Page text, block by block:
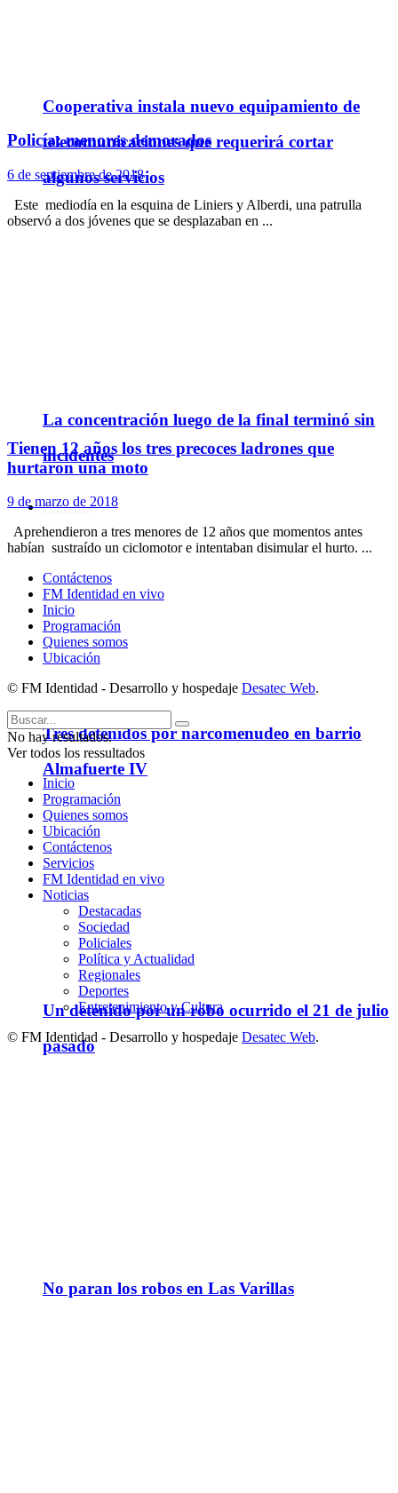
Cooperativa instala nuevo equipamiento de
telecomunicaciones que requerirá cortar
algunos servicios
La concentración luego de la final terminó sin
incidentes
Policiales
Tres detenidos por narcomenudeo en barrio
Almafuerte IV
Un detenido por un robo ocurrido el 21 de julio
pasado
No paran los robos en Las Varillas
Policía: menores demorados
6 de septiembre de 2018
Este mediodía en la esquina de Liniers y Alberdi, una patrulla
observó a dos jóvenes que se desplazaban en ...
Tienen 12 años los tres precoces ladrones que
hurtaron una moto
9 de marzo de 2018
Aprehendieron a tres menores de 12 años que momentos antes
habían sustraído un ciclomotor e intentaban disimular el hurto. ...
Contáctenos
FM Identidad en vivo
Inicio
Programación
Quienes somos
Ubicación
© FM Identidad - Desarrollo y hospedaje Desatec Web.
No hay resultados.
Ver todos los ressultados
Inicio
Programación
Quienes somos
Ubicación
Contáctenos
Servicios
FM Identidad en vivo
Noticias
Destacadas
Sociedad
Policiales
Política y Actualidad
Regionales
Deportes
Entretenimiento y Cultura
© FM Identidad - Desarrollo y hospedaje Desatec Web.